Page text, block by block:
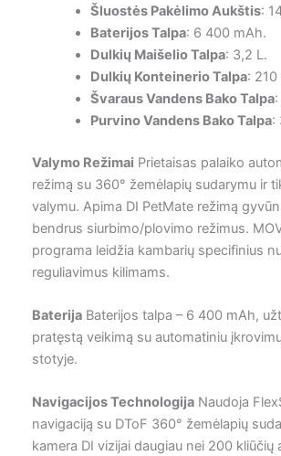
Šluostės Pakėlimo Aukštis:
Baterijos Talpa: 6 400 mAh.
Dulkių Maišelio Talpa: 3,2 L.
Dulkių Konteinerio Talpa: 210
Švaraus Vandens Bako Talpa:
Purvino Vandens Bako Talpa:
Valymo Režimai Prietaisas palaiko
režimą su 360° žemėlapių sudarymu ir
valymu. Apima DI PetMate režimą
bendrus siurbimo/plovimo režimus.
programa leidžia kambarių specifinius
reguliavimus kilimams.
Baterija Baterijos talpa – 6 400 mAh,
pratęstą veikimą su automatiniu
stotyje.
Navigacijos Technologija Naudoja
navigaciją su DToF 360° žemėlapių
kamera DI vizijai daugiau nei 200 kliūčių